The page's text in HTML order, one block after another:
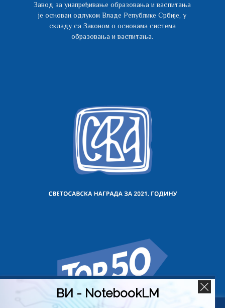
Завод за унапређивање образовања и васпитања
је основан одлуком Владе Републике Србије, у
складу са Законом о основама система
образовања и васпитања.
ВИ - NotebookLM